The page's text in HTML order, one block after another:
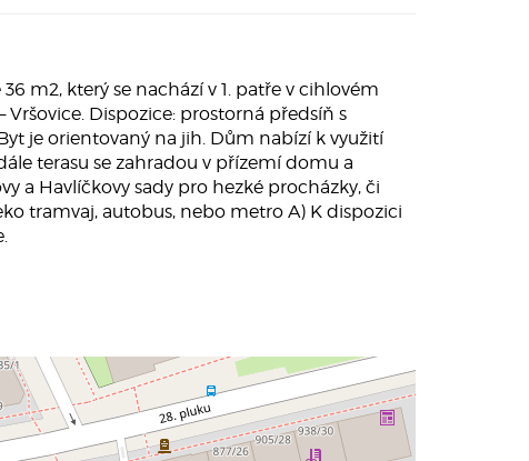
m2, který se nachází v 1. patře v cihlovém
Dispozice: prostorná předsíň s
je orientovaný na jih. Dům nabízí k využití
terasu se zahradou v přízemí domu a
a Havlíčkovy sady pro hezké procházky, či
tramvaj, autobus, nebo metro A) K dispozici